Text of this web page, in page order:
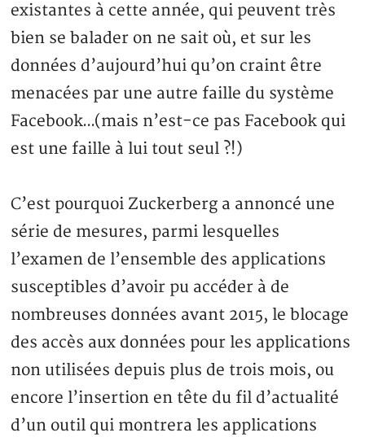
existantes à cette année, qui peuvent très
bien se balader on ne sait où, et sur les
données d’aujourd’hui qu’on craint être
menacées par une autre faille du système
Facebook…(mais n’est-ce pas Facebook qui
est une faille à lui tout seul ?!)
C’est pourquoi Zuckerberg a annoncé une
série de mesures, parmi lesquelles
l’examen de l’ensemble des applications
susceptibles d’avoir pu accéder à de
nombreuses données avant 2015, le blocage
des accès aux données pour les applications
non utilisées depuis plus de trois mois, ou
encore l’insertion en tête du fil d’actualité
d’un outil qui montrera les applications